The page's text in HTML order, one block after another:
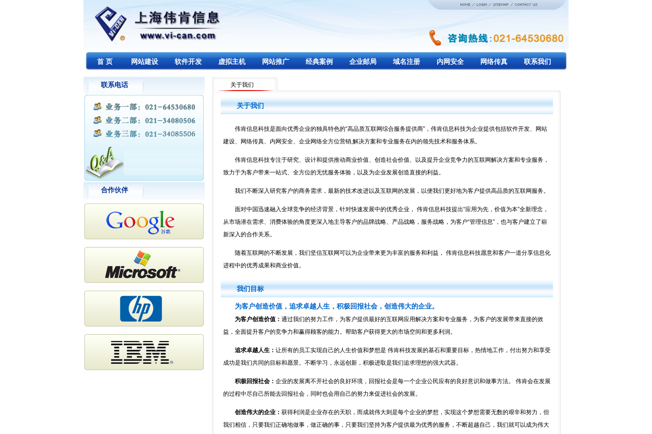
首 页 网站建设 软件开发 虚拟主机 网站推广 经典案例 企业邮局 域名注册 内网安全 网络传真 联系我们
联系电话
合作伙伴
关于我们
关于我们
伟肯信息科技是面向优秀企业的独具特色的“高品质互联网综合服务提供商”，伟肯信息科技为企业提供包括软件开发、网站
建设、网络传真、内网安全、企业网络全方位营销,解决方案和专业服务在内的领先技术和服务体系。
伟肯信息科技专注于研究、设计和提供推动商业价值、创造社会价值、以及提升企业竞争力的互联网解决方案和专业服务，
致力于为客户带来一站式、全方位的无忧服务体验，以及为企业发展创造直接的利益。
我们不断深入研究客户的商务需求，最新的技术改进以及互联网的发展，以便我们更好地为客户提供高品质的互联网服务。
面对中国迅速融入全球竞争的经济背景，针对快速发展中的优秀企业， 伟肯信息科技提出“应用为先，价值为本”全新理念，
从市场潜在需求、消费体验的角度更深入地主导客户的品牌战略、产品战略，服务战略，为客户“管理信息”，也与客户建立了崭
新深入的合作关系。
随着互联网的不断发展，我们坚信互联网可以为企业带来更为丰富的服务和利益， 伟肯信息科技愿意和客户一道分享信息化
进程中的优秀成果和商业价值。
我们目标
为客户创造价值，追求卓越人生，积极回报社会，创造伟大的企业。
为客户创造价值： 通过我们的努力工作，为客户提供最好的互联网应用解决方案和专业服务，为客户的发展带来直接的效
益，全面提升客户的竞争力和赢得顾客的能力。帮助客户获得更大的市场空间和更多利润。
追求卓越人生： 让所有的员工实现自己的人生价值和梦想是 伟肯科技发展的基石和重要目标，热情地工作，付出努力和享受
成功是我们共同的目标和愿景。不断学习，永远创新，积极进取是我们追求理想的强大武器。
积极回报社会： 企业的发展离不开社会的良好环境，回报社会是每一个企业公民应有的良好意识和做事方法。 伟肯会在发展
的过程中尽自己所能去回报社会，同时也会用自己的努力来促进社会的发展。
创造伟大的企业： 获得利润是企业存在的天职，而成就伟大则是每个企业的梦想，实现这个梦想需要无数的艰辛和努力，但
我们相信，只要我们正确地做事，做正确的事，只要我们坚持为客户提供最为优秀的服务，不断超越自己，我们就可以成为伟大